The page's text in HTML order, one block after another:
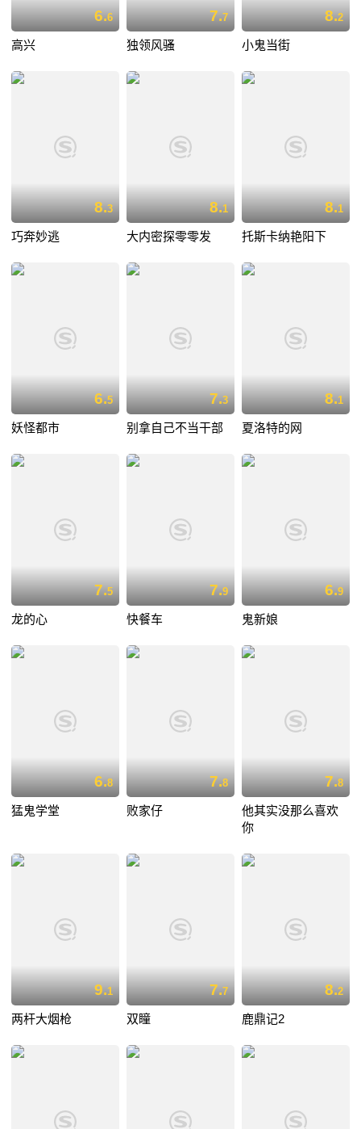
6.6
高兴
7.7
独领风骚
8.2
小鬼当街
8.3
巧奔妙逃
8.1
大内密探零零发
8.1
托斯卡纳艳阳下
6.5
妖怪都市
7.3
别拿自己不当干部
8.1
夏洛特的网
7.5
龙的心
7.9
快餐车
6.9
鬼新娘
6.8
猛鬼学堂
7.8
败家仔
7.8
他其实没那么喜欢
你
9.1
两杆大烟枪
7.7
双瞳
8.2
鹿鼎记2